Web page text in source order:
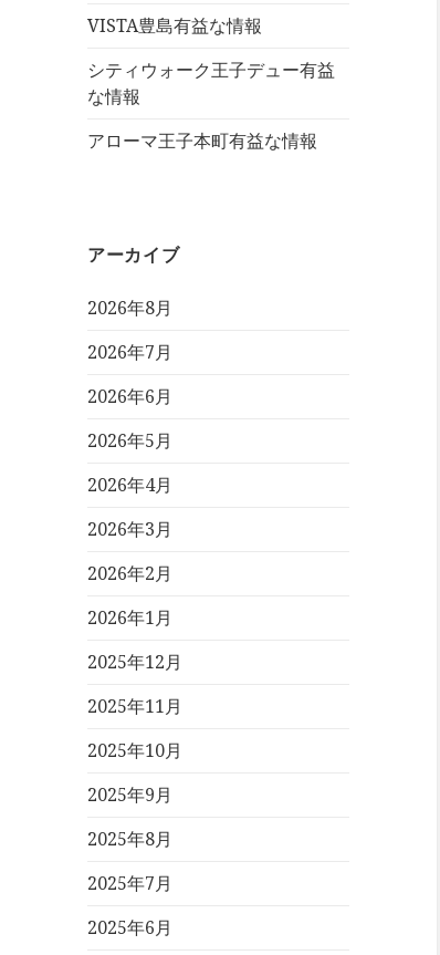
VISTA豊島有益な情報
シティウォーク王子デュー有益
な情報
アローマ王子本町有益な情報
アーカイブ
2026年8月
2026年7月
2026年6月
2026年5月
2026年4月
2026年3月
2026年2月
2026年1月
2025年12月
2025年11月
2025年10月
2025年9月
2025年8月
2025年7月
2025年6月